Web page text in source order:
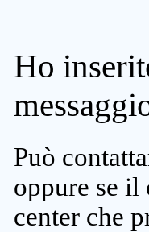
Ho
Può
oppure se il
center che